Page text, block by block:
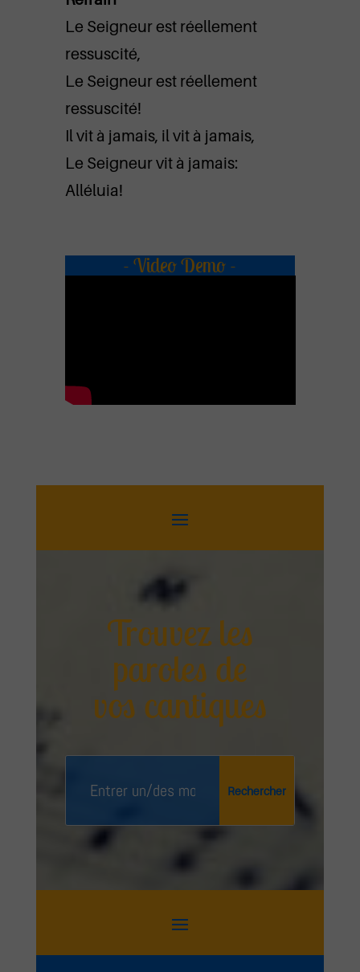
Le Seigneur est réellement
ressuscité,
Le Seigneur est réellement
ressuscité!
Il vit à jamais, il vit à jamais,
Le Seigneur vit à jamais:
Alléluia!
- Video Demo -
Trouvez les
paroles de
vos cantiques